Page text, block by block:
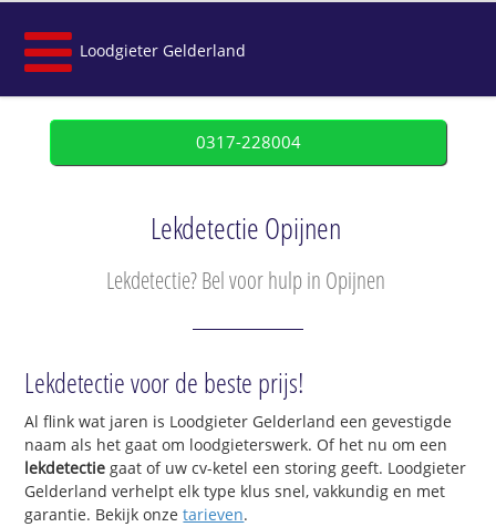
Loodgieter Gelderland
0317-228004
Lekdetectie Opijnen
Lekdetectie? Bel voor hulp in Opijnen
Lekdetectie voor de beste prijs!
Al flink wat jaren is Loodgieter Gelderland een gevestigde
naam als het gaat om loodgieterswerk. Of het nu om een
lekdetectie gaat of uw cv-ketel een storing geeft. Loodgieter
Gelderland verhelpt elk type klus snel, vakkundig en met
garantie. Bekijk onzetarieven.